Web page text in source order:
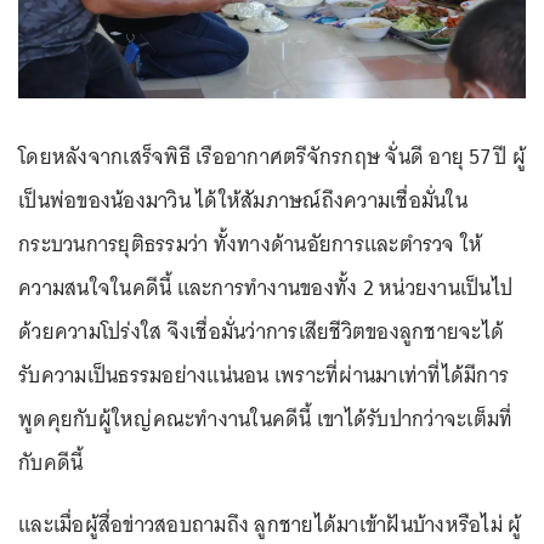
โดยหลังจากเสร็จพิธี เรืออากาศตรีจักรกฤษ จั่นดี อายุ 57 ปี ผู้
เป็นพ่อของน้องมาวิน ได้ให้สัมภาษณ์ถึงความเชื่อมั่นใน
กระบวนการยุติธรรมว่า ทั้งทางด้านอัยการและตำรวจ ให้
ความสนใจในคดีนี้ และการทำงานของทั้ง 2 หน่วยงานเป็นไป
ด้วยความโปร่งใส จึงเชื่อมั่นว่าการเสียชีวิตของลูกชายจะได้
รับความเป็นธรรมอย่างแน่นอน เพราะที่ผ่านมาเท่าที่ได้มีการ
พูดคุยกับผู้ใหญ่คณะทำงานในคดีนี้ เขาได้รับปากว่าจะเต็มที่
กับคดีนี้
และเมื่อผู้สื่อข่าวสอบถามถึง ลูกชายได้มาเข้าฝันบ้างหรือไม่ ผู้